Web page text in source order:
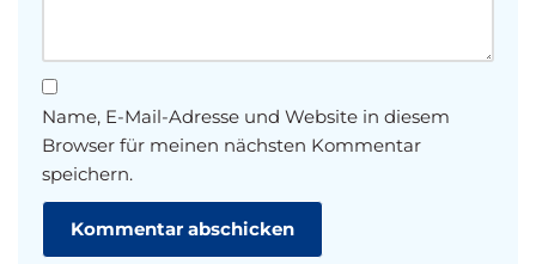
Name, E-Mail-Adresse und Website in diesem
Browser für meinen nächsten Kommentar
speichern.